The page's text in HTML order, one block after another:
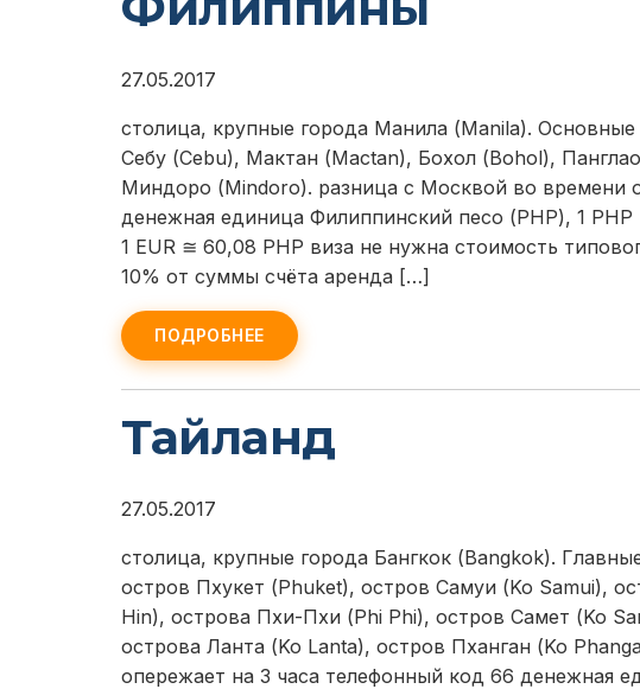
27.05.2017
столица, крупные города Манила (Manila).
Себу (Cebu), Мактан (Mactan), Бохол (Bohol),
Миндоро (Mindoro). разница с Москвой во времени
денежная единица Филиппинский песо (PHP), 1
1 EUR ≅ 60,08 PHP виза не нужна стоимость
10% от суммы счёта аренда […]
ПОДРОБНЕЕ
Тайланд
27.05.2017
столица, крупные города Бангкок (Bangkok).
остров Пхукет (Phuket), остров Самуи (Ko Samui),
Hin), острова Пхи-Пхи (Phi Phi), остров Самет (Ko
острова Ланта (Ko Lanta), остров Пханган (Ko
опережает на 3 часа телефонный код 66 денежная